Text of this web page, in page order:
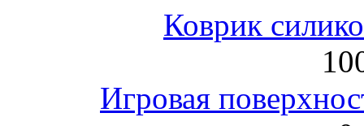
Коврик
Игровая